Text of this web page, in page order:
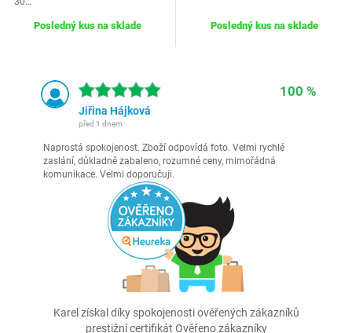
Posledný kus na sklade Posledný kus na sklade
100 %
Jiřina Hájková
před 1 dnem
Naprostá spokojenost. Zboží odpovídá foto. Velmi rychlé
zaslání, důkladně zabaleno, rozumné ceny, mimořádná
komunikace. Velmi doporučuji.
Karel získal díky spokojenosti ověřených zákazníků
prestižní certifikát Ověřeno zákazníky